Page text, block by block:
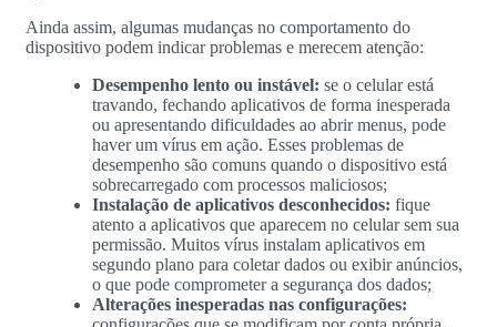
Ainda assim, algumas mudanças no comportamento do
dispositivo podem indicar problemas e merecem atenção:
Desempenho lento ou instável: se o celular está
travando, fechando aplicativos de forma inesperada
ou apresentando dificuldades ao abrir menus, pode
haver um vírus em ação. Esses problemas de
desempenho são comuns quando o dispositivo está
sobrecarregado com processos maliciosos;
Instalação de aplicativos desconhecidos: fique
atento a aplicativos que aparecem no celular sem sua
permissão. Muitos vírus instalam aplicativos em
segundo plano para coletar dados ou exibir anúncios,
o que pode comprometer a segurança dos dados;
Alterações inesperadas nas configurações: